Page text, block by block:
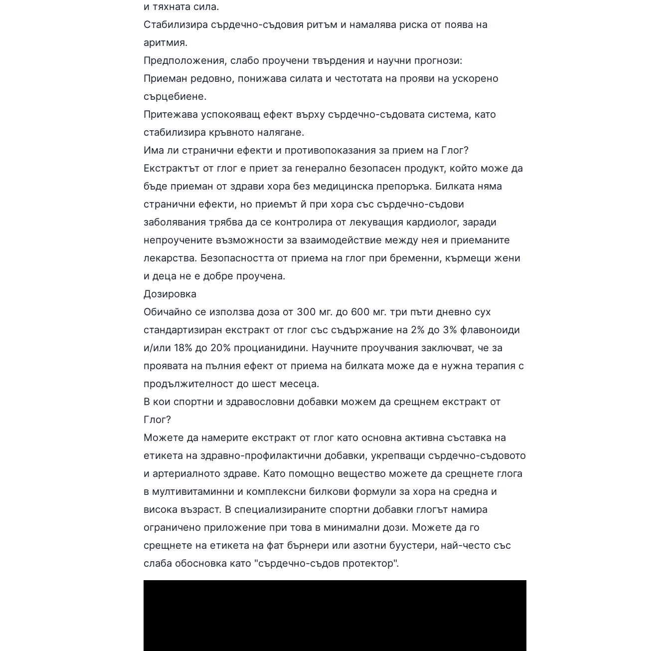
и тяхната сила.
Стабилизира сърдечно-съдовия ритъм и намалява риска от поява на
аритмия.
Предположения, слабо проучени твърдения и научни прогнози:
Приеман редовно, понижава силата и честотата на прояви на ускорено
сърцебиене.
Притежава успокояващ ефект върху сърдечно-съдовата система, като
стабилизира кръвното налягане.
Има ли странични ефекти и противопоказания за прием на Глог?
Екстрактът от глог е приет за генерално безопасен продукт, който може да
бъде приеман от здрави хора без медицинска препоръка. Билката няма
странични ефекти, но приемът й при хора със сърдечно-съдови
заболявания трябва да се контролира от лекуващия кардиолог, заради
непроучените възможности за взаимодействие между нея и приеманите
лекарства. Безопасността от приема на глог при бременни, кърмещи жени
и деца не е добре проучена.
Дозировка
Обичайно се използва доза от 300 мг. до 600 мг. три пъти дневно сух
стандартизиран екстракт от глог със съдържание на 2% до 3% флавоноиди
и/или 18% до 20% процианидини. Научните проучвания заключват, че за
проявата на пълния ефект от приема на билката може да е нужна терапия с
продължителност до шест месеца.
В кои спортни и здравословни добавки можем да срещнем екстракт от
Глог?
Можете да намерите екстракт от глог като основна активна съставка на
етикета на здравно-профилактични добавки, укрепващи сърдечно-съдовото
и артериалното здраве. Като помощно вещество можете да срещнете глога
в мултивитаминни и комплексни билкови формули за хора на средна и
висока възраст. В специализираните спортни добавки глогът намира
ограничено приложение при това в минимални дози. Можете да го
срещнете на етикета на фат бърнери или азотни буустери, най-често със
слаба обосновка като "сърдечно-съдов протектор".